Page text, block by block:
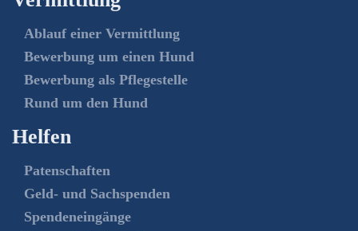
Ablauf einer Vermittlung
Bewerbung um einen Hund
Bewerbung als Pflegestelle
Rund um den Hund
Helfen
Patenschaften
Geld- und Sachspenden
Spendeneingänge